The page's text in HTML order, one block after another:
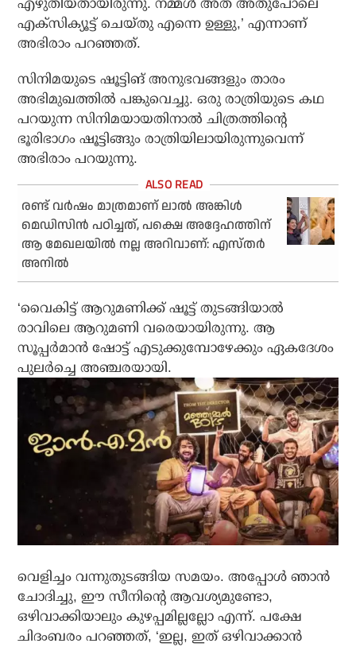
എഴുതിയതായിരുന്നു. നമ്മൾ അത് അതുപോലെ
എക്സിക്യൂട്ട് ചെയ്തു എന്നെ ഉള്ളു,’ എന്നാണ്
അഭിരാം പറഞ്ഞത്.
സിനിമയുടെ ഷൂട്ടിങ് അനുഭവങ്ങളും താരം
അഭിമുഖത്തിൽ പങ്കുവെച്ചു. ഒരു രാത്രിയുടെ കഥ
പറയുന്ന സിനിമയായതിനാൽ ചിത്രത്തിന്റെ
ഭൂരിഭാഗം ഷൂട്ടിങ്ങും രാത്രിയിലായിരുന്നുവെന്ന്
അഭിരാം പറയുന്നു.
രണ്ട് വർഷം മാത്രമാണ് ലാൽ അങ്കിൾ
മെഡിസിൻ പഠിച്ചത്, പക്ഷെ അദ്ദേഹത്തിന്
ആ മേഖലയിൽ നല്ല അറിവാണ്: എസ്തർ
അനിൽ
‘വൈകിട്ട് ആറുമണിക്ക് ഷൂട്ട് തുടങ്ങിയാൽ
രാവിലെ ആറുമണി വരെയായിരുന്നു. ആ
സൂപ്പർമാൻ ഷോട്ട് എടുക്കുമ്പോഴേക്കും ഏകദേശം
പുലർച്ചെ അഞ്ചരയായി.
വെളിച്ചം വന്നുതുടങ്ങിയ സമയം. അപ്പോൾ ഞാൻ
ചോദിച്ചു, ഈ സീനിന്റെ ആവശ്യമുണ്ടോ,
ഒഴിവാക്കിയാലും കുഴപ്പമില്ലല്ലോ എന്ന്. പക്ഷേ
ചിദംബരം പറഞ്ഞത്, ‘ഇല്ല, ഇത് ഒഴിവാക്കാൻ